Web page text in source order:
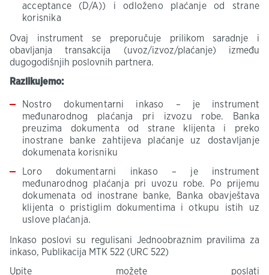
acceptance (D/A)) i odloženo plaćanje od strane
korisnika
Ovaj instrument se preporučuje prilikom saradnje i
obavljanja transakcija (uvoz/izvoz/plaćanje) između
dugogodišnjih poslovnih partnera.
Razlikujemo:
Nostro dokumentarni inkaso – je instrument
međunarodnog plaćanja pri izvozu robe. Banka
preuzima dokumenta od strane klijenta i preko
inostrane banke zahtijeva plaćanje uz dostavljanje
dokumenata korisniku
Loro dokumentarni inkaso – je instrument
međunarodnog plaćanja pri uvozu robe. Po prijemu
dokumenata od inostrane banke, Banka obavještava
klijenta o pristiglim dokumentima i otkupu istih uz
uslove plaćanja.
Inkaso poslovi su regulisani Jednoobraznim pravilima za
inkaso, Publikacija MTK 522 (URC 522)
Upite možete poslati